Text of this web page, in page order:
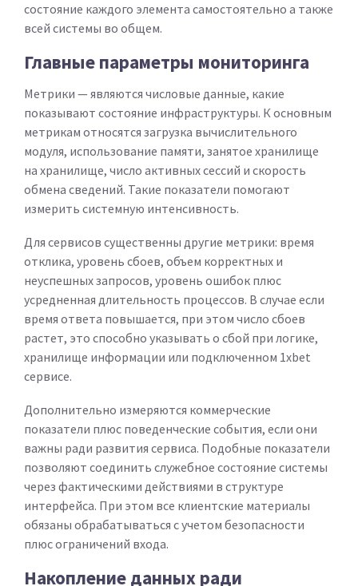
состояние каждого элемента самостоятельно а также
всей системы во общем.
Главные параметры мониторинга
Метрики — являются числовые данные, какие
показывают состояние инфраструктуры. К основным
метрикам относятся загрузка вычислительного
модуля, использование памяти, занятое хранилище
на хранилище, число активных сессий и скорость
обмена сведений. Такие показатели помогают
измерить системную интенсивность.
Для сервисов существенны другие метрики: время
отклика, уровень сбоев, объем корректных и
неуспешных запросов, уровень ошибок плюс
усредненная длительность процессов. В случае если
время ответа повышается, при этом число сбоев
растет, это способно указывать о сбой при логике,
хранилище информации или подключенном 1xbet
сервисе.
Дополнительно измеряются коммерческие
показатели плюс поведенческие события, если они
важны ради развития сервиса. Подобные показатели
позволяют соединить служебное состояние системы
через фактическими действиями в структуре
интерфейса. При этом все клиентские материалы
обязаны обрабатываться с учетом безопасности
плюс ограничений входа.
Накопление данных ради